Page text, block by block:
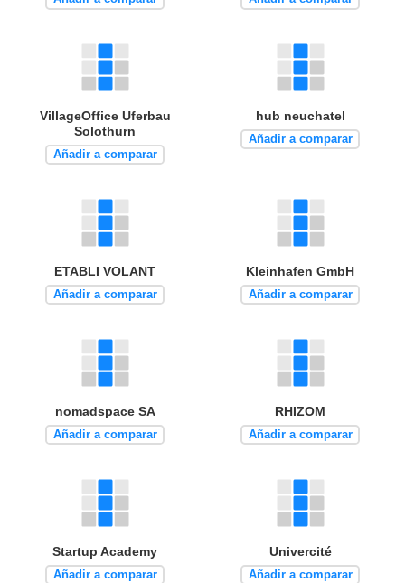
VillageOffice Uferbau
Solothurn
Añadir a comparar
hub neuchatel
Añadir a comparar
ETABLI VOLANT
Añadir a comparar
Kleinhafen GmbH
Añadir a comparar
nomadspace SA
Añadir a comparar
RHIZOM
Añadir a comparar
Startup Academy
Añadir a comparar
Univercité
Añadir a comparar